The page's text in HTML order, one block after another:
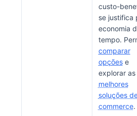
custo-
se justifica
economia
tempo.
comparar
opçõese
explorar as
melhores
soluções
commerce.